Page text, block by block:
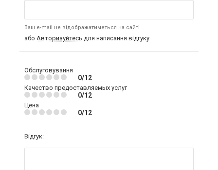
Ваш e-mail не відображатиметься на сайті
або Авторизуйтесь для написання відгуку
Обслуговування
0/12
Качество предоставляемых услуг
0/12
Цена
0/12
Відгук: